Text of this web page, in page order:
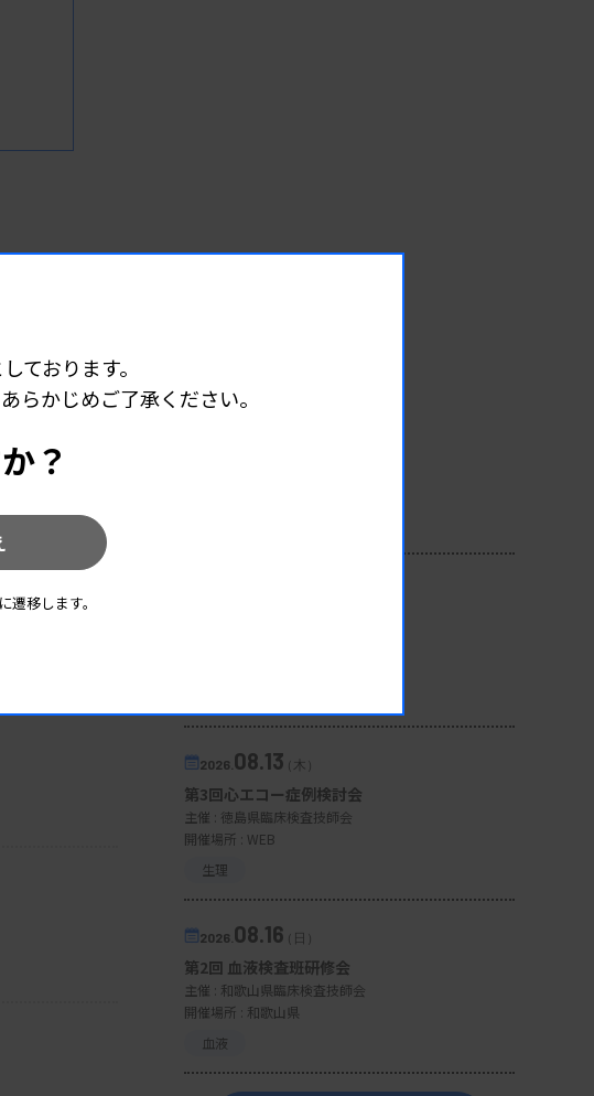
係学会や職能
ます。
08.09
2026. 08.13（木）
第3回心エコー症例検討会
主催 : 徳島県臨床検査技師会
開催場所 : WEB
生理
2026. 08.16（日）
第2回 血液検査班研修会
主催 : 和歌山県臨床検査技師会
開催場所 : 和歌山県
血液
ております。
らかじめご了承ください。
？
移します。